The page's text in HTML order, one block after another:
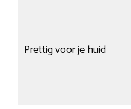
Prettig voor je huid